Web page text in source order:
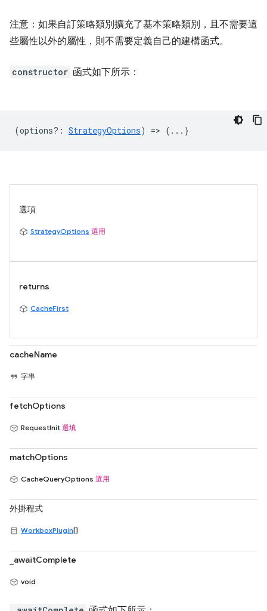
注意：如果自訂策略類別擴充了基本策略類別，且不需要這
些屬性以外的屬性，則不需要定義自己的建構函式。
constructor 函式如下所示：
(options? : StrategyOptions) => {...}
選項
StrategyOptions 選用
returns
CacheFirst
cacheName
字串
fetchOptions
RequestInit 選填
matchOptions
CacheQueryOptions 選用
外掛程式
WorkboxPlugin[]
_awaitComplete
void